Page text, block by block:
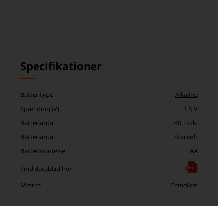
Specifikationer
Batteritype
Alkaline
Spænding (V)
1,5 V
Batteriantal
40 + stk.
Batteriantal
Storkøb
Batteristørrelse
AA
Find datablad her →
Mærke
Camelion